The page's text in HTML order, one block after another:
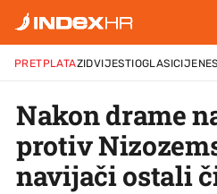
PRETPLATAZIDVIJESTIOGLASICIJENE
Nakon drame
protiv
navijači ostali